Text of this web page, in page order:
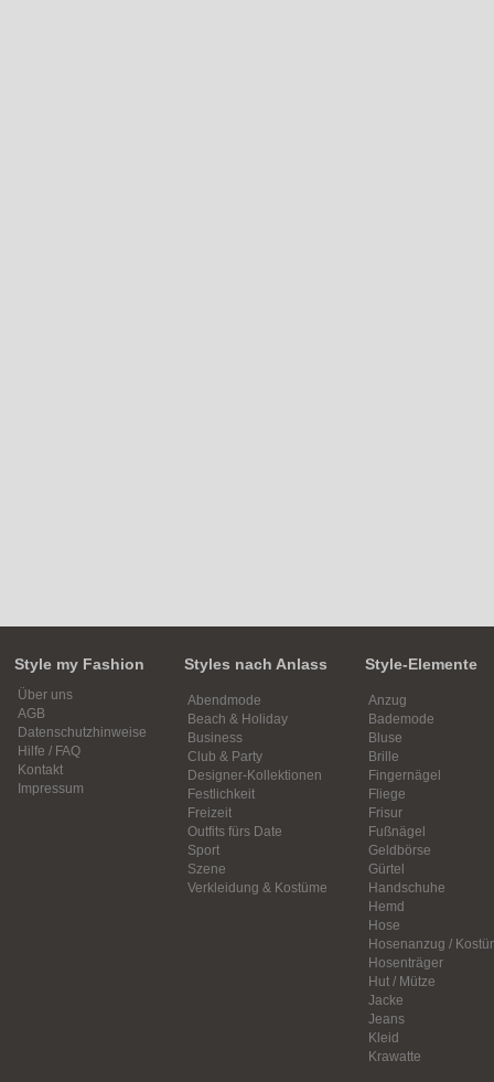
Style my Fashion
Über uns
AGB
Datenschutzhinweise
Hilfe / FAQ
Kontakt
Impressum
Styles nach Anlass
Abendmode
Beach & Holiday
Business
Club & Party
Designer-Kollektionen
Festlichkeit
Freizeit
Outfits fürs Date
Sport
Szene
Verkleidung & Kostüme
Style-Elemente
Anzug
Bademode
Bluse
Brille
Fingernägel
Fliege
Frisur
Fußnägel
Geldbörse
Gürtel
Handschuhe
Hemd
Hose
Hosenanzug /
Hosenträger
Hut / Mütze
Jacke
Jeans
Kleid
Krawatte